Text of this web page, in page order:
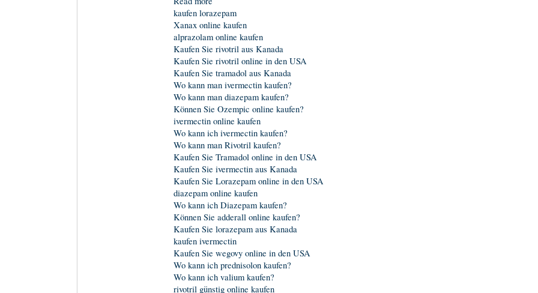
kaufen lorazepam
Xanax online kaufen
alprazolam online kaufen
Kaufen Sie rivotril aus Kanada
Kaufen Sie rivotril online in den USA
Kaufen Sie tramadol aus Kanada
Wo kann man ivermectin kaufen?
Wo kann man diazepam kaufen?
Können Sie Ozempic online kaufen?
ivermectin online kaufen
Wo kann ich ivermectin kaufen?
Wo kann man Rivotril kaufen?
Kaufen Sie Tramadol online in den USA
Kaufen Sie ivermectin aus Kanada
Kaufen Sie Lorazepam online in den USA
diazepam online kaufen
Wo kann ich Diazepam kaufen?
Können Sie adderall online kaufen?
Kaufen Sie lorazepam aus Kanada
kaufen ivermectin
Kaufen Sie wegovy online in den USA
Wo kann ich prednisolon kaufen?
Wo kann ich valium kaufen?
rivotril günstig online kaufen